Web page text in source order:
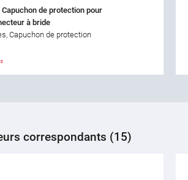
Capuchon de protection pour
à bride
Capuchon de protection
correspondants (15)